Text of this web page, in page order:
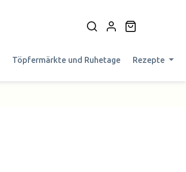
Töpfermärkte und Ruhetage Rezepte